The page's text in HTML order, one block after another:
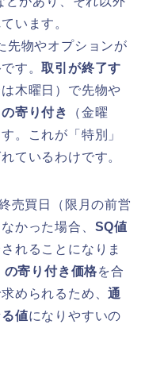
います。
先物やオプションが
です。取引が終了す
は木曜日）で先物や
寄り付き
（金曜
。これが「特別」
ているわけです。
売買日（限月の前営
かった場合、 SQ値
れることになりま
寄り付き価格を合
められるため、通
値になりやすいの